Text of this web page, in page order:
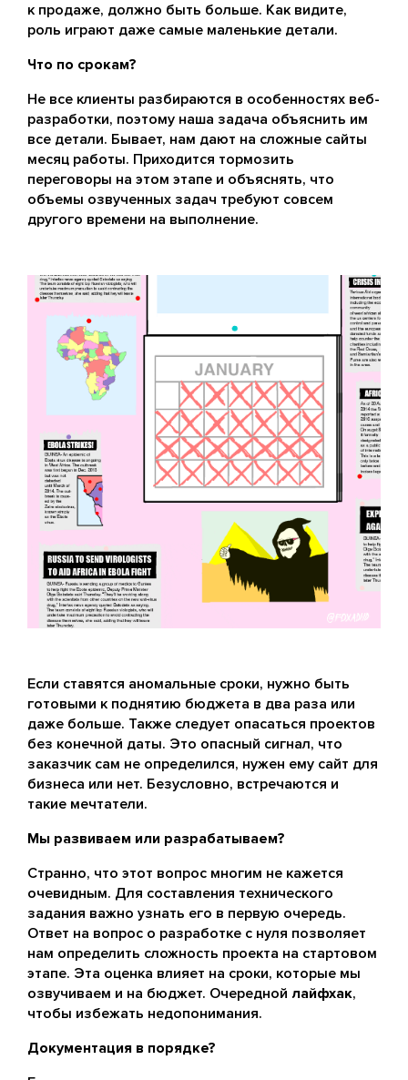
к продаже, должно быть больше. Как видите,
роль играют даже самые маленькие детали.
Что по срокам?
Не все клиенты разбираются в особенностях веб-
разработки, поэтому наша задача объяснить им
все детали. Бывает, нам дают на сложные сайты
месяц работы. Приходится тормозить
переговоры на этом этапе и объяснять, что
объемы озвученных задач требуют совсем
другого времени на выполнение.
Если ставятся аномальные сроки, нужно быть
готовыми к поднятию бюджета в два раза или
даже больше. Также следует опасаться проектов
без конечной даты. Это опасный сигнал, что
заказчик сам не определился, нужен ему сайт для
бизнеса или нет. Безусловно, встречаются и
такие мечтатели.
Мы развиваем или разрабатываем?
Странно, что этот вопрос многим не кажется
очевидным. Для составления технического
задания важно узнать его в первую очередь.
Ответ на вопрос о разработке с нуля позволяет
нам определить сложность проекта на стартовом
этапе. Эта оценка влияет на сроки, которые мы
озвучиваем и на бюджет. Очередной лайфхак,
чтобы избежать недопонимания.
Документация в порядке?